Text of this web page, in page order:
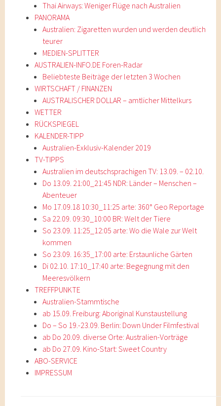
Thai Airways: Weniger Flüge nach Australien
PANORAMA
Australien: Zigaretten wurden und werden deutlich
teurer
MEDIEN-SPLITTER
AUSTRALIEN-INFO.DE Foren-Radar
Beliebteste Beiträge der letzten 3 Wochen
WIRTSCHAFT / FINANZEN
AUSTRALISCHER DOLLAR – amtlicher Mittelkurs
WETTER
RÜCKSPIEGEL
KALENDER-TIPP
Australien-Exklusiv-Kalender 2019
TV-TIPPS
Australien im deutschsprachigen TV: 13.09. – 02.10.
Do 13.09. 21:00_21:45 NDR: Länder – Menschen –
Abenteuer
Mo 17.09.18 10:30_11:25 arte: 360° Geo Reportage
Sa 22.09. 09:30_10:00 BR: Welt der Tiere
So 23.09. 11:25_12:05 arte: Wo die Wale zur Welt
kommen
So 23.09. 16:35_17:00 arte: Erstaunliche Gärten
Di 02.10. 17:10_17:40 arte: Begegnung mit den
Meeresvölkern
TREFFPUNKTE
Australien-Stammtische
ab 15.09. Freiburg: Aboriginal Kunstaustellung
Do – So 19.-23.09. Berlin: Down Under Filmfestival
ab Do 20.09. diverse Orte: Australien-Vorträge
ab Do 27.09. Kino-Start: Sweet Country
ABO-SERVICE
IMPRESSUM